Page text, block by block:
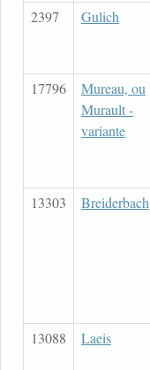
2397 Gulich
17796
Mureau, ou
Murault -
variante
13303 Breiderbach
13088 Laeis